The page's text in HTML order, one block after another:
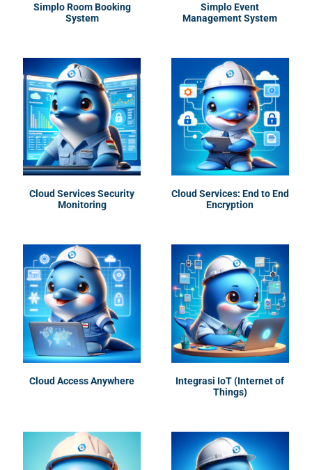
Simplo Room Booking
System
Simplo Event
Management System
Cloud Services Security
Monitoring
Cloud Services: End to End
Encryption
Cloud Access Anywhere
Integrasi IoT (Internet of
Things)